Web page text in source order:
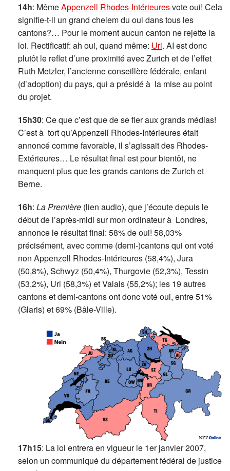
14h: MêmeAppenzell Rhodes-Intérieuresvote oui! Cela
signifie-t-il un grand chelem du oui dans tous les
cantons?… Pour le moment aucun canton ne rejette la
loi. Rectificatif: ah oui, quand même: Uri. AI est donc
plutôt le reflet d’une proximité avec Zurich et de l’effet
Ruth Metzler, l’ancienne conseillère fédérale, enfant
(d’adoption) du pays, qui a présidé à la mise au point
du projet.
15h30: Ce que c’est que de se fier aux grands médias!
C’est à tort qu’Appenzell Rhodes-Intérieures était
annoncé comme favorable, il s’agissait des Rhodes-
Extérieures… Le résultat final est pour bientôt, ne
manquent plus que les grands cantons de Zurich et
Berne.
16h: La Première (lien audio), que j’écoute depuis le
début de l’après-midi sur mon ordinateur à Londres,
annonce le résultat final: 58% de oui! 58,03%
précisément, avec comme (demi-)cantons qui ont voté
non Appenzell Rhodes-Intérieures (58,4%), Jura
(50,8%), Schwyz (50,4%), Thurgovie (52,3%), Tessin
(53,2%), Uri (58,3%) et Valais (55,2%); les 19 autres
cantons et demi-cantons ont donc voté oui, entre 51%
(Glaris) et 69% (Bâle-Ville).
17h15: La loi entrera en vigueur le 1er janvier 2007,
selon un communiqué du département fédéral de justice